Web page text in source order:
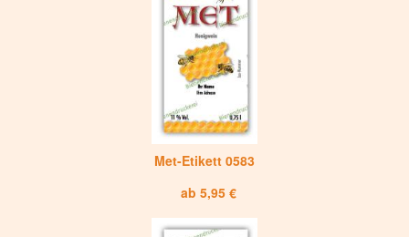
Met-Etikett 0583
ab 5,95 €